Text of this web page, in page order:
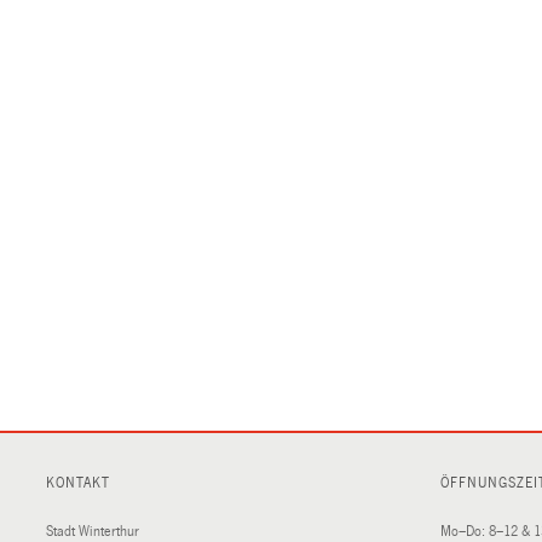
KONTAKT
Stadt Winterthur Mo–Do: 8–12 &